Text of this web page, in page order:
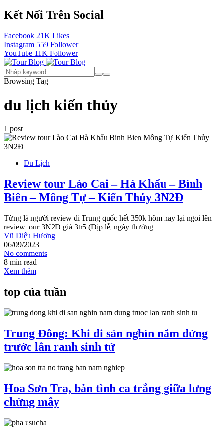
Kết Nối Trên Social
Facebook 21K Likes
Instagram 559 Follower
YouTube 11K Follower
Browsing Tag
du lịch kiến thủy
1 post
Du Lịch
Review tour Lào Cai – Hà Khẩu – Bình
Biên – Mông Tự – Kiến Thủy 3N2Đ
Từng là người review đi Trung quốc hết 350k hôm nay lại ngoi lên
review tour 3N2Đ giá 3tr5 (Dịp lễ, ngày thường…
Vũ Diệu Hương
06/09/2023
No comments
8 min read
Xem thêm
top của tuần
Trung Đông: Khi di sản nghìn năm đứng
trước lằn ranh sinh tử
Hoa Sơn Tra, bản tình ca trắng giữa lưng
chừng mây